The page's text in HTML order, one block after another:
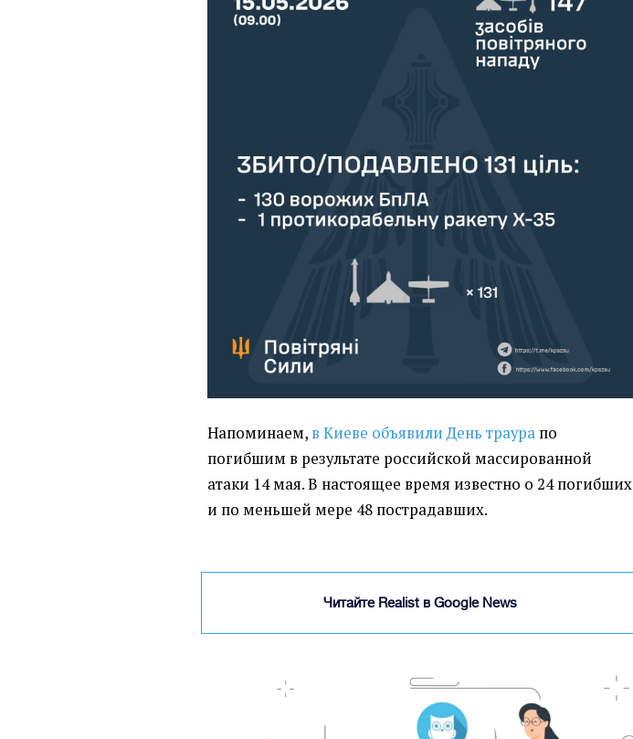
Напоминаем, в Киеве объявили День траура по
погибшим в результате российской массированной
атаки 14 мая. В настоящее время известно о 24 погибших
и по меньшей мере 48 пострадавших.
Читайте Realist в Google News